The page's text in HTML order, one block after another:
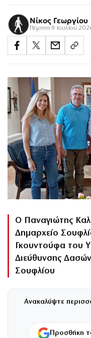
Νίκος Γεωργίου
Πέμπτη 9 Ιουλίου
Ο Παναγιώτης
Δημαρχείο
Γκουντούφα του
Διεύθυνσης
Σουφλίου
Ανακαλύψτε
Προσθήκη